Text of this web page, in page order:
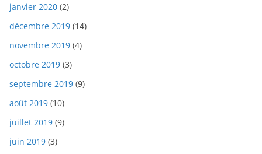
janvier 2020 (2)
décembre 2019 (14)
novembre 2019 (4)
octobre 2019 (3)
septembre 2019 (9)
août 2019 (10)
juillet 2019 (9)
juin 2019 (3)